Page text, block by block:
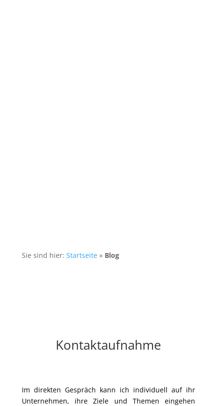
Sie sind hier: Startseite» Blog
Kontaktaufnahme
Im direkten Gespräch kann ich individuell auf ihr
Unternehmen, ihre Ziele und Themen eingehen